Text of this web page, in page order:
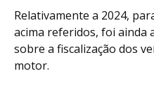
Relativamente a 2024,
acima referidos, foi ainda
sobre a fiscalização dos
motor.